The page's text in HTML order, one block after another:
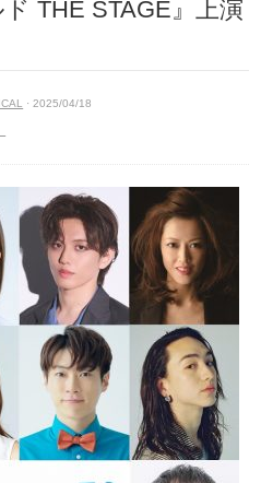
THE STAGE』上演
· 2025/04/18